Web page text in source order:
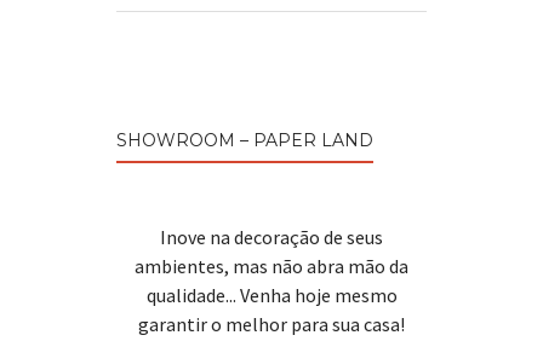
SHOWROOM – PAPER LAND
Inove na decoração de seus
ambientes, mas não abra mão da
qualidade... Venha hoje mesmo
garantir o melhor para sua casa!